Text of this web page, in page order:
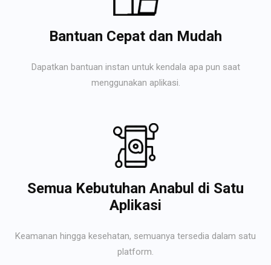
Bantuan Cepat dan Mudah
Dapatkan bantuan instan untuk kendala apa pun saat
menggunakan aplikasi.
Semua Kebutuhan Anabul di Satu
Aplikasi
Keamanan hingga kesehatan, semuanya tersedia dalam satu
platform.